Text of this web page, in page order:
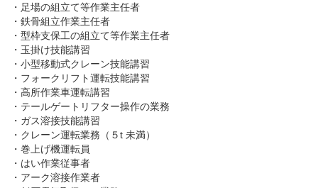
・足場の組立て等作業主任者
・鉄骨組立作業主任者
・型枠支保工の組立て等作業主任者
・玉掛け技能講習
・小型移動式クレーン技能講習
・フォークリフト運転技能講習
・高所作業車運転講習
・テールゲートリフター操作の業務
・ガス溶接技能講習
・クレーン運転業務（５t 未満）
・巻上げ機運転員
・はい作業従事者
・アーク溶接作業者